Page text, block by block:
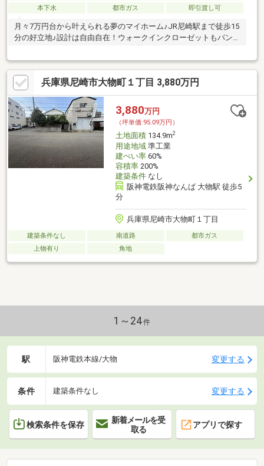
本下水
都市ガス 即引渡し可
月々7万円台から叶えられる夢のマイホーム♪JR尼崎駅まで徒歩15
分の好立地♪設計は自由自在！ウォークインクローゼットもパント
探していた！モデルハウス在りますのでお気軽にご予約下さい♪
兵庫県尼崎市大物町１丁目 3,880万円
3,880万円
（坪単価:95.09万円）
土地面積134.9m2
用途地域準工業
建ぺい率60%
容積率200%
建築条件なし
阪神電鉄阪神なんば 大物駅 徒歩5
分
兵庫県尼崎市大物町１丁目
建築条件なし 南道路
都市ガス
上物有り
角地
1～24件
駅 阪神電鉄本線/大物 変更する
条件 建築条件なし 変更する
検索条件を保存
新着メールを受
取る
アプリで探す